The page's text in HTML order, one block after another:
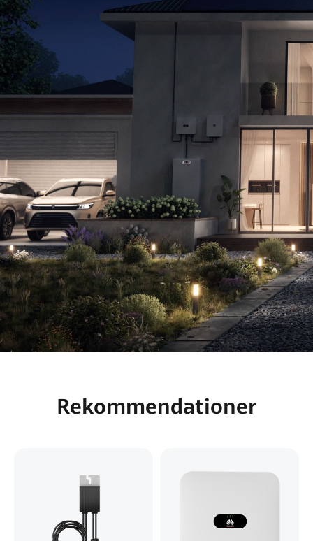
Rekommendationer